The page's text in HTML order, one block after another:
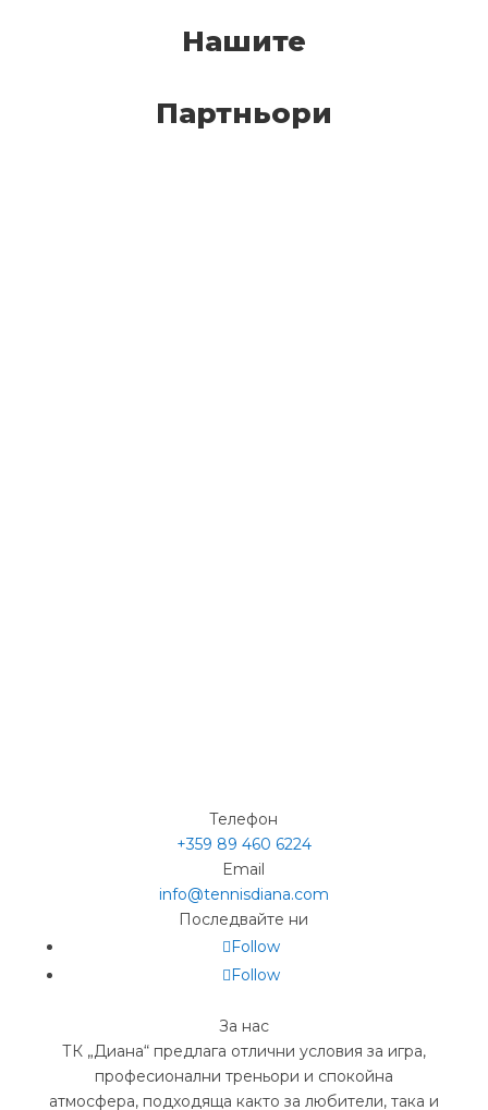
Нашите
Партньори
Телефон
+359 89 460 6224­
Email
info@tennisdiana.com
Последвайте ни
Follow
Follow
За нас
ТК „Диана“ предлага отлични условия за игра,
професионални треньори и спокойна
атмосфера, подходяща както за любители, така и